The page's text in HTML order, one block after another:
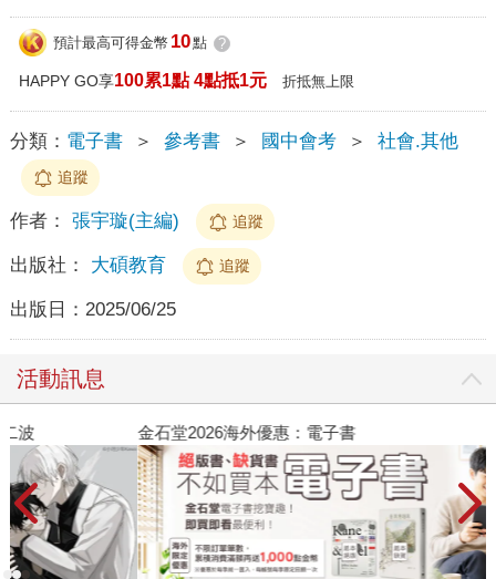
預計最高可得金幣 10點 ?
HAPPY GO享100累1點 4點抵1元 折抵無上限
分類： 電子書 ＞ 參考書 ＞ 國中會考 ＞ 社會.其他
追蹤
作者： 張宇璇(主編) 追蹤
出版社： 大碩教育 追蹤
出版日： 2025/06/25
活動訊息
金石堂2026海外優惠：電子書